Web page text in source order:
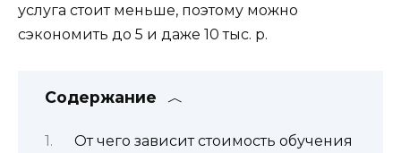
услуга стоит меньше, поэтому можно
сэкономить до 5 и даже 10 тыс. р.
Содержание
От чего зависит стоимость обучения